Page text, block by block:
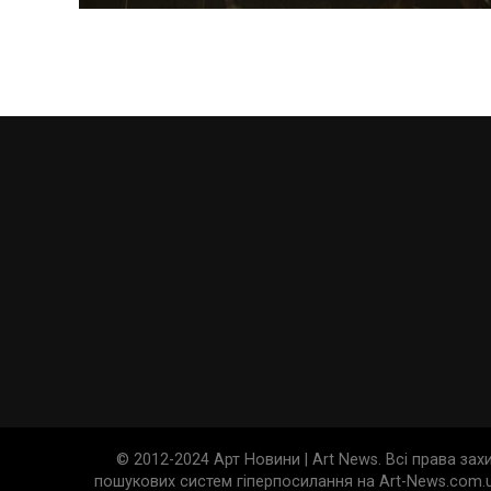
© 2012-2024 Арт Новини | Art News. Всі права
пошукових систем гіперпосилання на Art-